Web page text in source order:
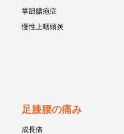
掌蹠膿疱症
慢性上咽頭炎
足膝腰の痛み
成長痛